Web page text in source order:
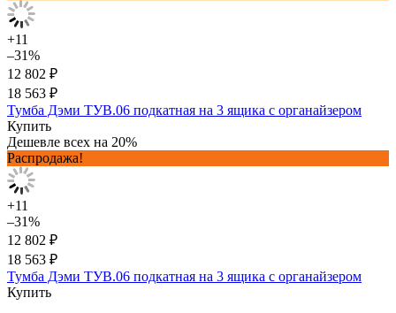
+11
–31%
12 802 ₽
18 563 ₽
Тумба Дэми ТУВ.06 подкатная на 3 ящика с органайзером
Купить
Дешевле всех на 20%
Распродажа!
+11
–31%
12 802 ₽
18 563 ₽
Тумба Дэми ТУВ.06 подкатная на 3 ящика с органайзером
Купить